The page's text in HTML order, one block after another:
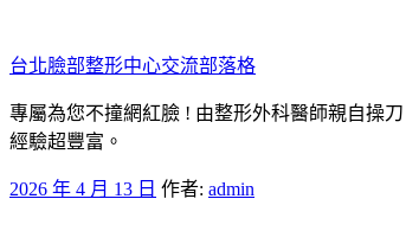
至
主
要
內
台北臉部整形中心交流部落格
專屬為您不撞網紅臉 ! 由整形外科醫師親自操
經驗超豐富。
發
2026 年 4 月 13 日 作者: admin